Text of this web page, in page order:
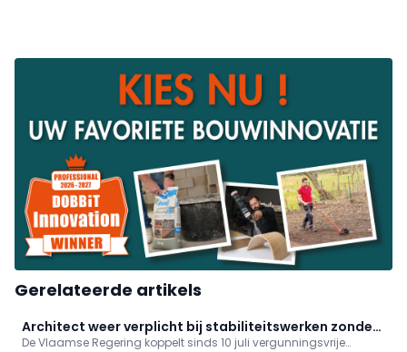
Gerelateerde artikels
Architect weer verplicht bij stabiliteitswerken zonder
vergunning
De Vlaamse Regering koppelt sinds 10 juli vergunningsvrije